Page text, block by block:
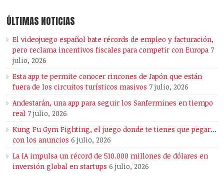
ÚLTIMAS NOTICIAS
El videojuego español bate récords de empleo y facturación,
pero reclama incentivos fiscales para competir con Europa 7
julio, 2026
Esta app te permite conocer rincones de Japón que están
fuera de los circuitos turísticos masivos 7 julio, 2026
Andestarán, una app para seguir los Sanfermines en tiempo
real 7 julio, 2026
Kung Fu Gym Fighting, el juego donde te tienes que pegar…
con los anuncios 6 julio, 2026
La IA impulsa un récord de 510.000 millones de dólares en
inversión global en startups 6 julio, 2026